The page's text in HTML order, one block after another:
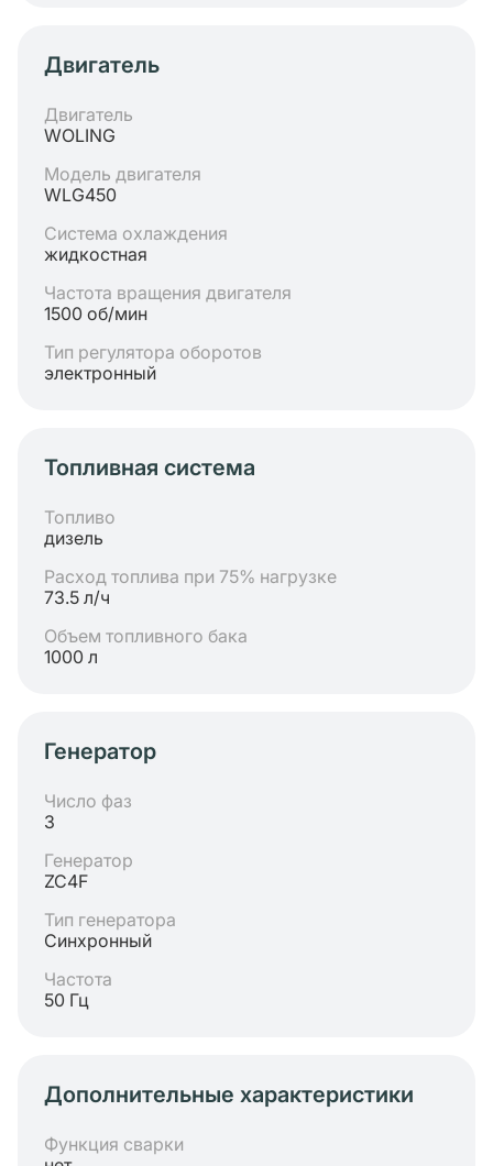
Двигатель
Двигатель
WOLING
Модель двигателя
WLG450
Система охлаждения
жидкостная
Частота вращения двигателя
1500 об/мин
Тип регулятора оборотов
электронный
Топливная система
Топливо
дизель
Расход топлива при 75% нагрузке
73.5 л/ч
Объем топливного бака
1000 л
Генератор
Число фаз
3
Генератор
ZC4F
Тип генератора
Синхронный
Частота
50 Гц
Дополнительные характеристики
Функция сварки